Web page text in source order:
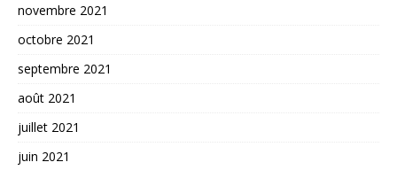
novembre 2021
octobre 2021
septembre 2021
août 2021
juillet 2021
juin 2021